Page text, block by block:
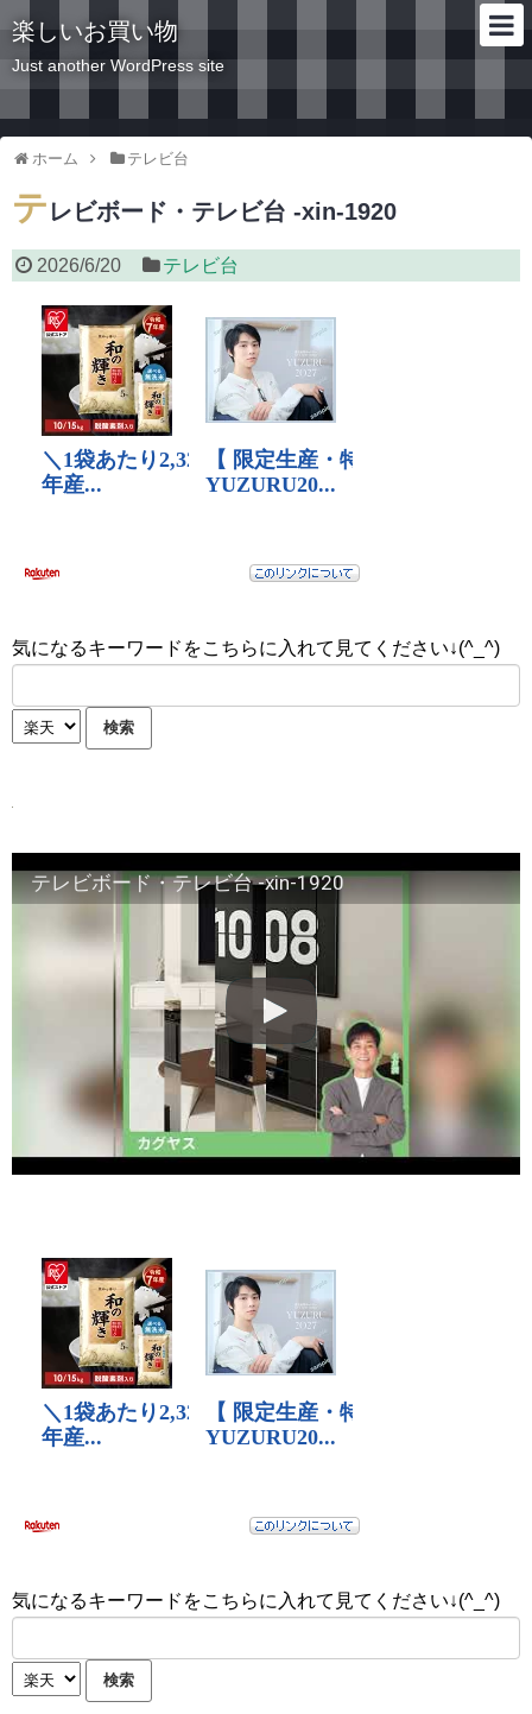
楽しいお買い物
Just another WordPress site
ホーム テレビ台
テ レビボード・テレビ台 -xin-1920
2026/6/20 テレビ台
気になるキーワードをこちらに入れて見てください↓(^_^)
テレビボード・テレビ台 -xin-1920
気になるキーワードをこちらに入れて見てください↓(^_^)